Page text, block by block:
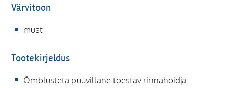
Värvitoon
must
Tootekirjeldus
Õmblusteta puuvillane toestav rinnahoidja